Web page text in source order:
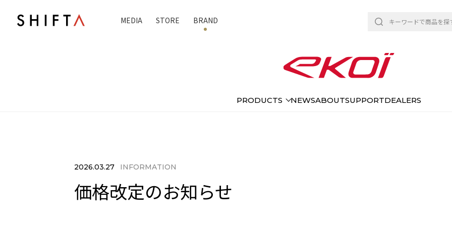
MEDIA STORE BRAND
PRODUCTS NEWSABOUTSUPPORTDEALERS
2026.03.27 INFORMATION
価格改定のお知らせ